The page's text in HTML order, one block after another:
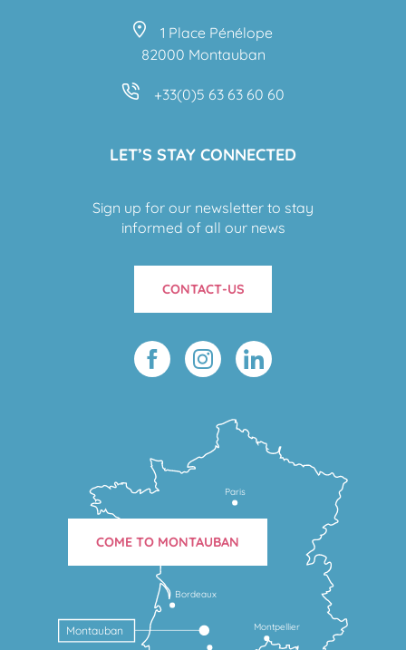
1 Place Pénélope
82000 Montauban
+33(0)5 63 63 60 60
LET’S STAY CONNECTED
Sign up for our newsletter to stay
informed of all our news
CONTACT-US
Montpellier
Bordeaux
Montauban
Paris
COME TO MONTAUBAN